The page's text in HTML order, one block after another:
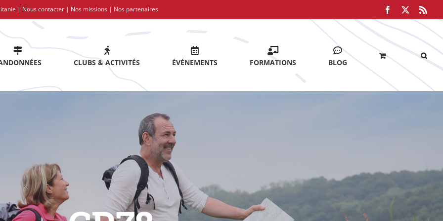
| Nous contacter | Nos missions | Nos partenaires Facebook
CLUBS & ACTIVITÉS ÉVÉNEMENTS FORMATIONS BLOG